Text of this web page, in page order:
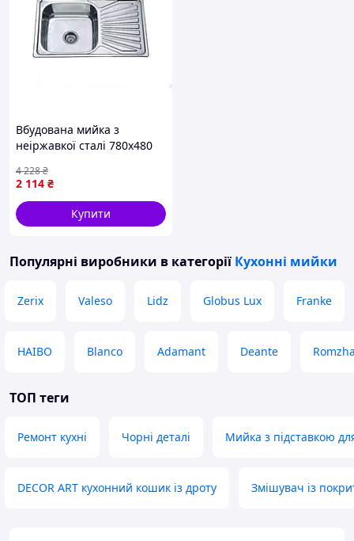
Вбудована мийка з
неіржавкої сталі 780х480
покриттям завтовшки 08
мм
2 114 ₴
4 228₴
Купити
Популярні виробники в категорії Кухонні мийки
Zerix Valeso Lidz Globus Lux Franke
HAIBO Blanco Adamant Deante
ТОП теги
Ремонт кухні Чорні деталі Мийка з підставкою
DECOR ART кухонний кошик із дроту Змішувач із